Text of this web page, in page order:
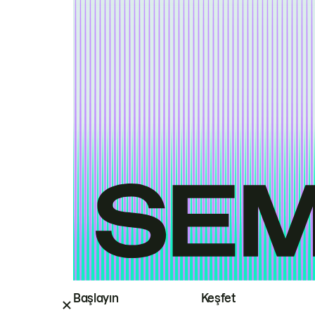
Başlayın Keşfet